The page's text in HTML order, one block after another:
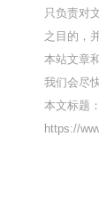
只负责对
之目的，
本站文章
我们会尽
本文标题
https://